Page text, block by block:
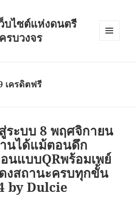
บไซต์แห่งดนตรี
รบวงจร
เครดิตฟรี
ระบบ 8 พฤศจิกายน
นได้แม้ตอนดึก
นแบบQRพร้อมเพย์
งสถานะครบทุกขั้น
by Dulcie